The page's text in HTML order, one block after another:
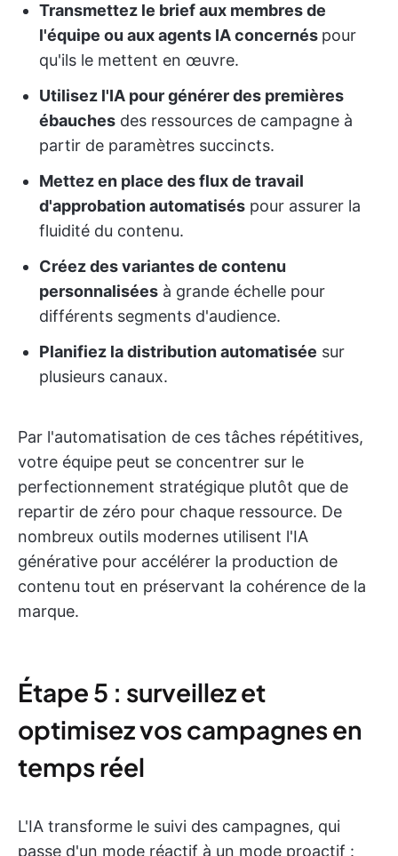
Transmettez le brief aux membres de
l'équipe ou aux agents IA concernés pour
qu'ils le mettent en œuvre.
Utilisez l'IA pour générer des premières
ébauches des ressources de campagne à
partir de paramètres succincts.
Mettez en place des flux de travail
d'approbation automatisés pour assurer la
fluidité du contenu.
Créez des variantes de contenu
personnalisées à grande échelle pour
différents segments d'audience.
Planifiez la distribution automatisée sur
plusieurs canaux.
Par l'automatisation de ces tâches répétitives,
votre équipe peut se concentrer sur le
perfectionnement stratégique plutôt que de
repartir de zéro pour chaque ressource. De
nombreux outils modernes utilisent l'IA
générative pour accélérer la production de
contenu tout en préservant la cohérence de la
marque.
Étape 5 : surveillez et
optimisez vos campagnes en
temps réel
L'IA transforme le suivi des campagnes, qui
passe d'un mode réactif à un mode proactif :